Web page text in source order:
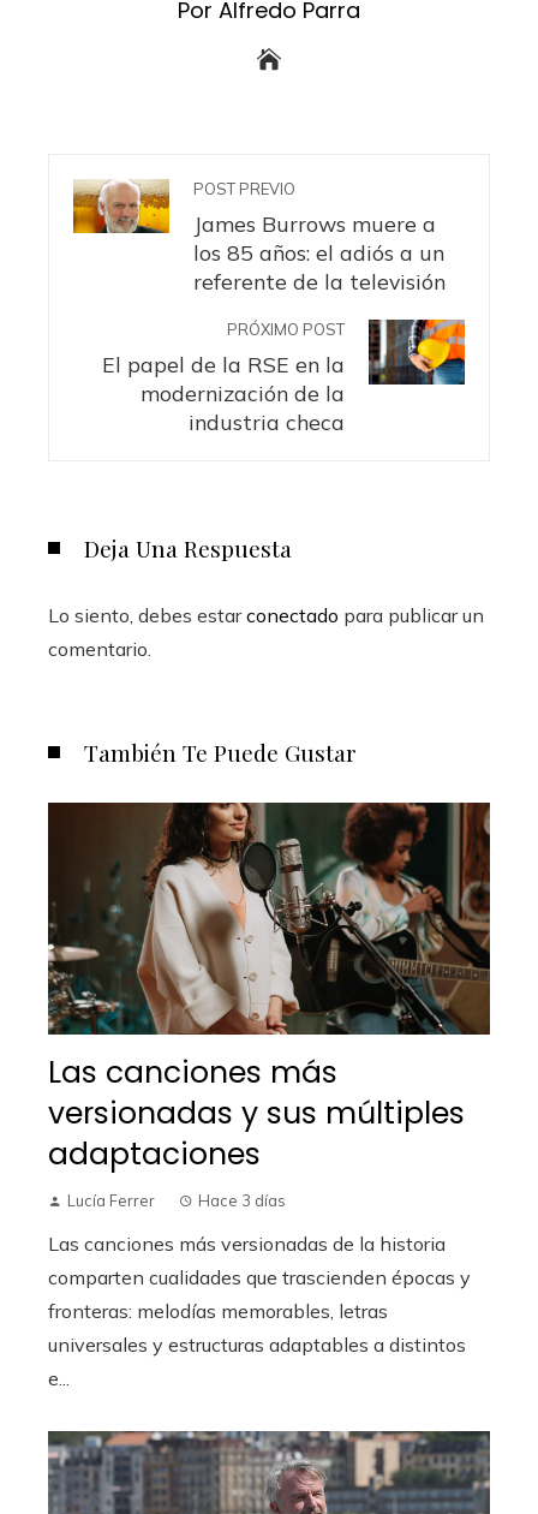
Por Alfredo Parra
POST PREVIO
James Burrows muere a
los 85 años: el adiós a un
referente de la televisión
PRÓXIMO POST
El papel de la RSE en la
modernización de la
industria checa
Deja Una Respuesta
Lo siento, debes estarconectado para publicar un
comentario.
También Te Puede Gustar
Las canciones más
versionadas y sus múltiples
adaptaciones
Lucía Ferrer Hace 3 días
Las canciones más versionadas de la historia
comparten cualidades que trascienden épocas y
fronteras: melodías memorables, letras
universales y estructuras adaptables a distintos
e...